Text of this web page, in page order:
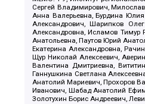
Сергей Владимирович,
Анна Валерьевна, Бурдина
Александрович, Шарипков
Александровна, Исламов Тимур
Анатольевна, Паутов Юрий
Екатерина Александровна,
Щур Николай Алексеевич,
Валентина Дмитриевна,
Ганнушкина Светлана
Анатолий Мариевич, Прохоров
Иванович, Шабад Анатолий
Золотухин Борис Андреевич,